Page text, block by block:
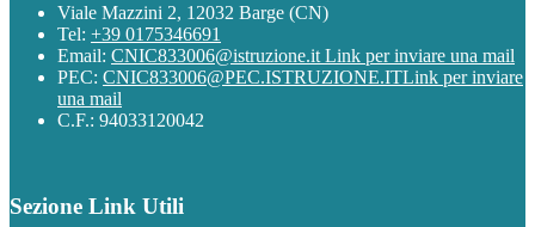
Viale Mazzini 2, 12032 Barge (CN)
Tel: +39 0175346691
Email: CNIC833006@istruzione.it Link per inviare una mail
PEC: CNIC833006@PEC.ISTRUZIONE.ITLink per inviare
una mail
C.F.: 94033120042
Sezione Link Utili